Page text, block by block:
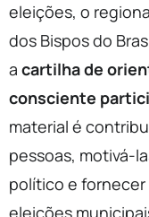
eleições, o
dos Bispos do
a cartilha de
consciente
material é
pessoas, motivá-
político e